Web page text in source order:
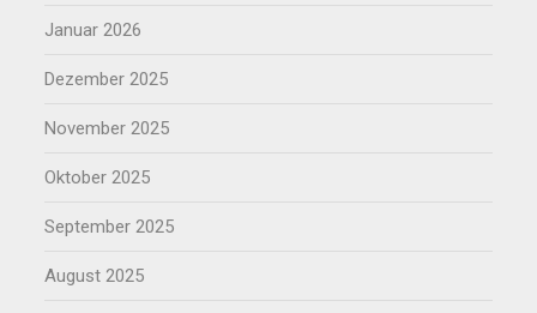
Januar 2026
Dezember 2025
November 2025
Oktober 2025
September 2025
August 2025